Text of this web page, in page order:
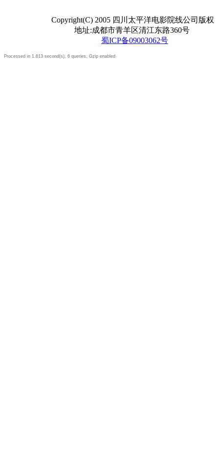
Copyright(C) 2005 四川太平洋电影院线公司版权
地址:成都市青羊区清江东路360号
蜀ICP备09003062号
Processed in 1.613 second(s), 6 queries, Gzip enabled